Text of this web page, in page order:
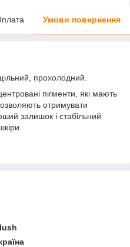
Умови повернення
прохолодний.
пігменти, які мають
отримувати
залишок і стабільний